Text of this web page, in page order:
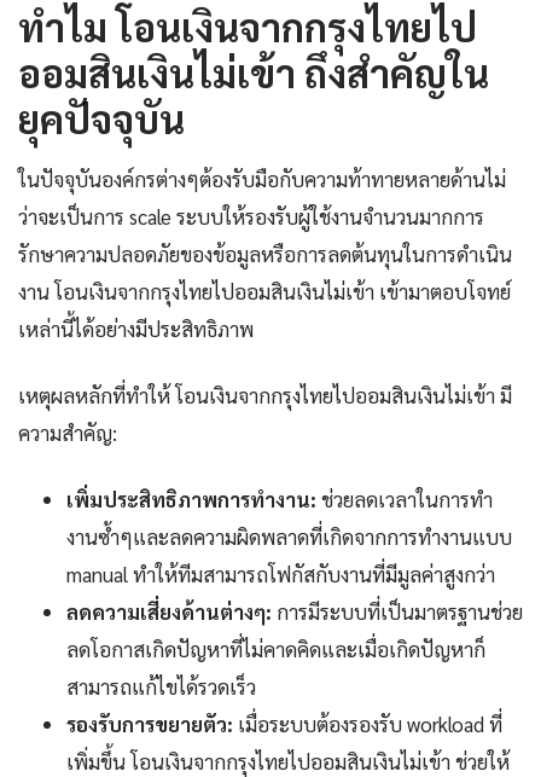
ทำไม โอนเงินจากกรุงไทยไป
ออมสินเงินไม่เข้า ถึงสำคัญใน
ยุคปัจจุบัน
ในปัจจุบันองค์กรต่างๆต้องรับมือกับความท้าทายหลายด้านไม่
ว่าจะเป็นการ scale ระบบให้รองรับผู้ใช้งานจำนวนมากการ
รักษาความปลอดภัยของข้อมูลหรือการลดต้นทุนในการดำเนิน
งาน โอนเงินจากกรุงไทยไปออมสินเงินไม่เข้า เข้ามาตอบโจทย์
เหล่านี้ได้อย่างมีประสิทธิภาพ
เหตุผลหลักที่ทำให้ โอนเงินจากกรุงไทยไปออมสินเงินไม่เข้า มี
ความสำคัญ:
เพิ่มประสิทธิภาพการทำงาน: ช่วยลดเวลาในการทำ
งานซ้ำๆและลดความผิดพลาดที่เกิดจากการทำงานแบบ
manual ทำให้ทีมสามารถโฟกัสกับงานที่มีมูลค่าสูงกว่า
ลดความเสี่ยงด้านต่างๆ: การมีระบบที่เป็นมาตรฐานช่วย
ลดโอกาสเกิดปัญหาที่ไม่คาดคิดและเมื่อเกิดปัญหาก็
สามารถแก้ไขได้รวดเร็ว
รองรับการขยายตัว: เมื่อระบบต้องรองรับ workload ที่
เพิ่มขึ้น โอนเงินจากกรุงไทยไปออมสินเงินไม่เข้า ช่วยให้